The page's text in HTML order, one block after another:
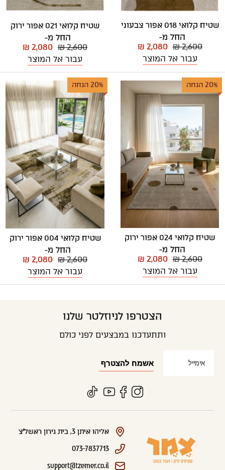
שטיח קלואי 018 אפור צבעוני
החל מ-
₪ 2,600
₪ 2,080
עבור אל המוצר
שטיח קלואי 021 אפור ירוק
החל מ-
₪ 2,600
₪ 2,080
עבור אל המוצר
20% הנחה
שטיח קלואי 024 אפור ירוק
החל מ-
₪ 2,600
₪ 2,080
עבור אל המוצר
20% הנחה
שטיח קלואי 004 אפור ירוק
החל מ-
₪ 2,600
₪ 2,080
עבור אל המוצר
הצטרפו לניוזלטר שלנו
ותתעדכנו במבצעים לפני כולם
אליהו איתן 3, בית גירון ראשל"צ
073-7837713
support@tzemer.co.il